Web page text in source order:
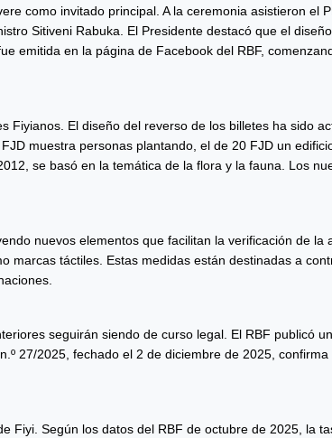
como invitado principal. A la ceremonia asistieron el
Sitiveni Rabuka. El Presidente destacó que el
emitida en la página de Facebook del RBF,
El diseño del reverso de los billetes ha sido
muestra personas plantando, el de 20 FJD un
se basó en la temática de la flora y la fauna. Los
nuevos elementos que facilitan la verificación de la
táctiles. Estas medidas están destinadas a
seguirán siendo de curso legal. El RBF publicó
27/2025, fechado el 2 de diciembre de 2025,
Fiyi. Según los datos del RBF de octubre de 2025, la